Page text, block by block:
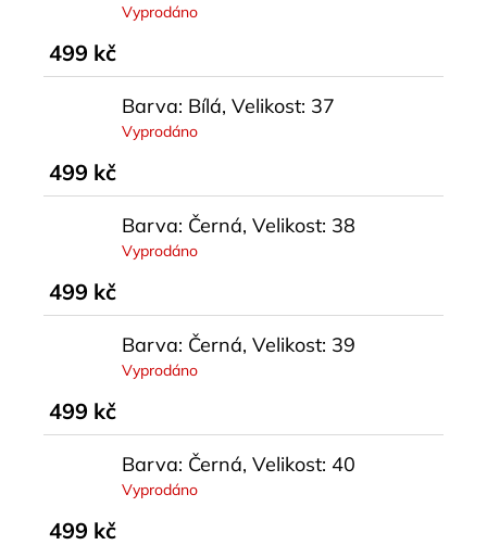
Vyprodáno
499 kč
Barva: Bílá, Velikost: 37
Vyprodáno
499 kč
Barva: Černá, Velikost: 38
Vyprodáno
499 kč
Barva: Černá, Velikost: 39
Vyprodáno
499 kč
Barva: Černá, Velikost: 40
Vyprodáno
499 kč